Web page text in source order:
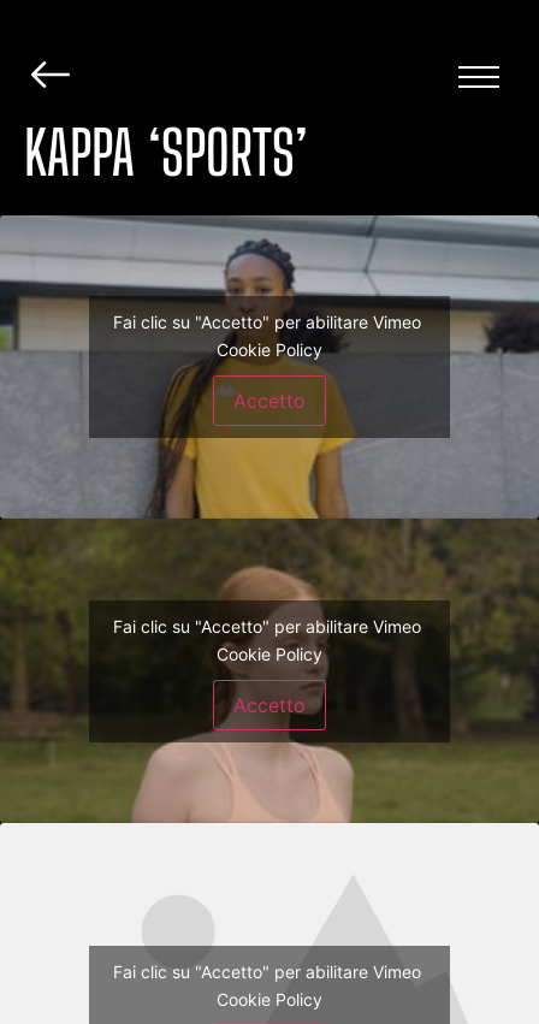
KAPPA ‘SPORTS’
Fai clic su "Accetto" per abilitare Vimeo
Cookie Policy
Accetto
Fai clic su "Accetto" per abilitare Vimeo
Cookie Policy
Accetto
Fai clic su "Accetto" per abilitare Vimeo
Cookie Policy